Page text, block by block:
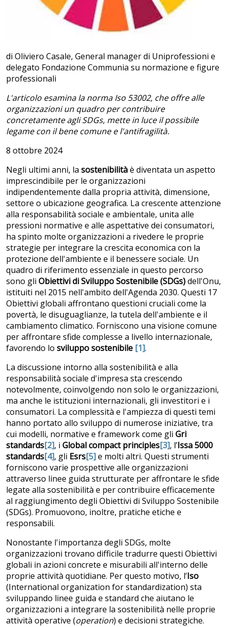
di Oliviero Casale, General manager di Uniprofessioni e
delegato Fondazione Communia su normazione e figure
professionali
L'articolo esamina la norma Iso 53002, che offre alle
organizzazioni un quadro per contribuire
concretamente agli SDGs, mette in luce il possibile
legame con il bene comune e l'antifragilità.
8 ottobre 2024
Negli ultimi anni, la sostenibilitàè diventata un aspetto
imprescindibile per le organizzazioni
indipendentemente dalla propria attività, dimensione,
settore o ubicazione geografica. La crescente attenzione
alla responsabilità sociale e ambientale, unita alle
pressioni normative e alle aspettative dei consumatori,
ha spinto molte organizzazioni a rivedere le proprie
strategie per integrare la crescita economica con la
protezione dell'ambiente e il benessere sociale. Un
quadro di riferimento essenziale in questo percorso
sono gli Obiettivi di Sviluppo Sostenibile (SDGs)dell'Onu,
istituiti nel 2015 nell'ambito dell'Agenda 2030. Questi 17
Obiettivi globali affrontano questioni cruciali come la
povertà, le disuguaglianze, la tutela dell'ambiente e il
cambiamento climatico. Forniscono una visione comune
per affrontare sfide complesse a livello internazionale,
favorendo lo sviluppo sostenibile [1].
La discussione intorno alla sostenibilità e alla
responsabilità sociale d'impresa sta crescendo
notevolmente, coinvolgendo non solo le organizzazioni,
ma anche le istituzioni internazionali, gli investitori e i
consumatori. La complessità e l'ampiezza di questi temi
hanno portato allo sviluppo di numerose iniziative, tra
cui modelli, normative e framework come gli Gri
standards[2], i Global compact principles[3], l’Issa 5000
standards[4], gli Esrs[5]e molti altri. Questi strumenti
forniscono varie prospettive alle organizzazioni
attraverso linee guida strutturate per affrontare le sfide
legate alla sostenibilità e per contribuire efficacemente
al raggiungimento degli Obiettivi di Sviluppo Sostenibile
(SDGs). Promuovono, inoltre, pratiche etiche e
responsabili.
Nonostante l'importanza degli SDGs, molte
organizzazioni trovano difficile tradurre questi Obiettivi
globali in azioni concrete e misurabili all'interno delle
proprie attività quotidiane. Per questo motivo, l’Iso
(International organization for standardization) sta
sviluppando linee guida e standard che aiutano le
organizzazioni a integrare la sostenibilità nelle proprie
attività operative (operation) e decisioni strategiche.